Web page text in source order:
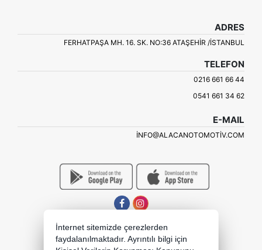
ADRES
FERHATPAŞA MH. 16. SK. NO:36 ATAŞEHIR /İSTANBUL
TELEFON
0216 661 66 44
0541 661 34 62
E-MAIL
INFO@ALACANOTOMOTIV.COM
İnternet sitemizde çerezlerden
faydalanılmaktadır. Ayrıntılı bilgi için